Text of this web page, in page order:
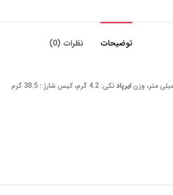
توضیحات نظرات (0)
ایرپادتکی: 4.2 گرم، کیس شارژ : 38.5 گرم